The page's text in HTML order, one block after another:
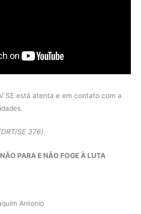
SE está atenta e em contato com a
SE 376)
PARA E NÃO FOGE À LUTA
Antonio